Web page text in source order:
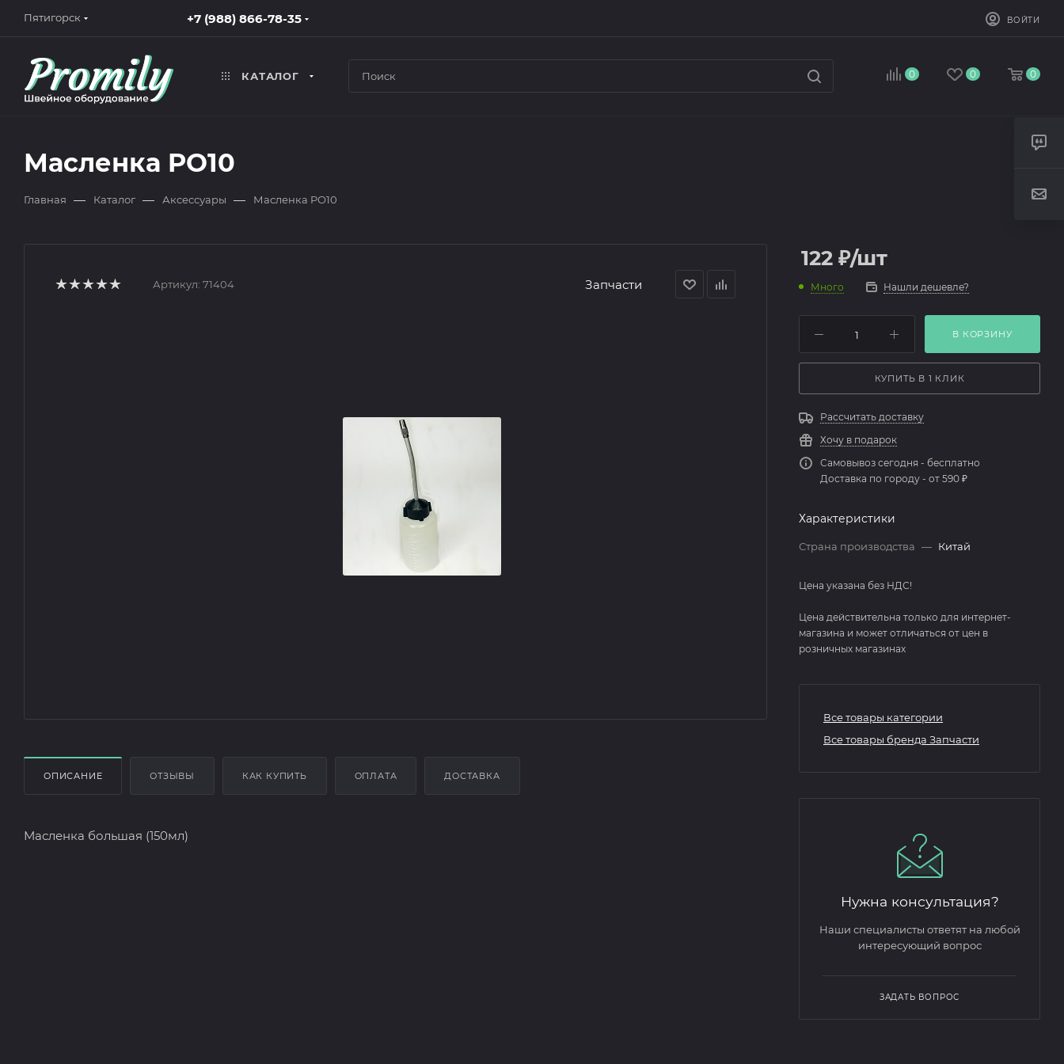
Пятигорск +7 (988) 866-78-35 ВОЙТИ
КАТАЛОГ 0 0 0
Масленка PO10
Главная — Каталог — Аксессуары — Масленка PO10
Артикул: 71404 Запчасти
ОПИСАНИЕ ОТЗЫВЫ КАК КУПИТЬ ОПЛАТА ДОСТАВКА
Масленка большая (150мл)
122 ₽/шт
Много Нашли дешевле?
В КОРЗИНУ
КУПИТЬ В 1 КЛИК
Рассчитать доставку
Хочу в подарок
Самовывоз сегодня - бесплатно
Доставка по городу - от 590 ₽
Характеристики
Страна производства — Китай
Цена указана без НДС!
Цена действительна только для интернет-
магазина и может отличаться от цен в
розничных магазинах
Все товары категории
Все товары бренда Запчасти
Нужна консультация?
Наши специалисты ответят на любой
интересующий вопрос
ЗАДАТЬ ВОПРОС